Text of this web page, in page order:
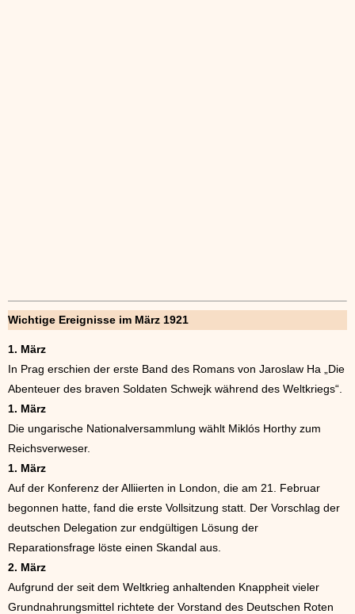
Wichtige Ereignisse im März 1921
1. März
In Prag erschien der erste Band des Romans von Jaroslaw Ha „Die
Abenteuer des braven Soldaten Schwejk während des Weltkriegs“.
1. März
Die ungarische Nationalversammlung wählt Miklós Horthy zum
Reichsverweser.
1. März
Auf der Konferenz der Alliierten in London, die am 21. Februar
begonnen hatte, fand die erste Vollsitzung statt. Der Vorschlag der
deutschen Delegation zur endgültigen Lösung der
Reparationsfrage löste einen Skandal aus.
2. März
Aufgrund der seit dem Weltkrieg anhaltenden Knappheit vieler
Grundnahrungsmittel richtete der Vorstand des Deutschen Roten